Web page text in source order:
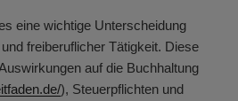
eine wichtige Unterscheidung
freiberuflicher Tätigkeit. Diese
auf die Buchhaltung
), Steuerpflichten und